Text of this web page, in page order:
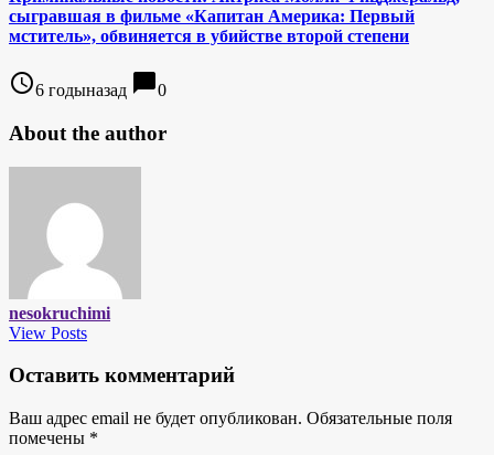
сыгравшая в фильме «Капитан Америка: Первый
мститель», обвиняется в убийстве второй степени
access_time6 годыназад chat_bubble0
About the author
nesokruchimi
View Posts
Оставить комментарий
Ваш адрес email не будет опубликован. Обязательные поля
помечены *